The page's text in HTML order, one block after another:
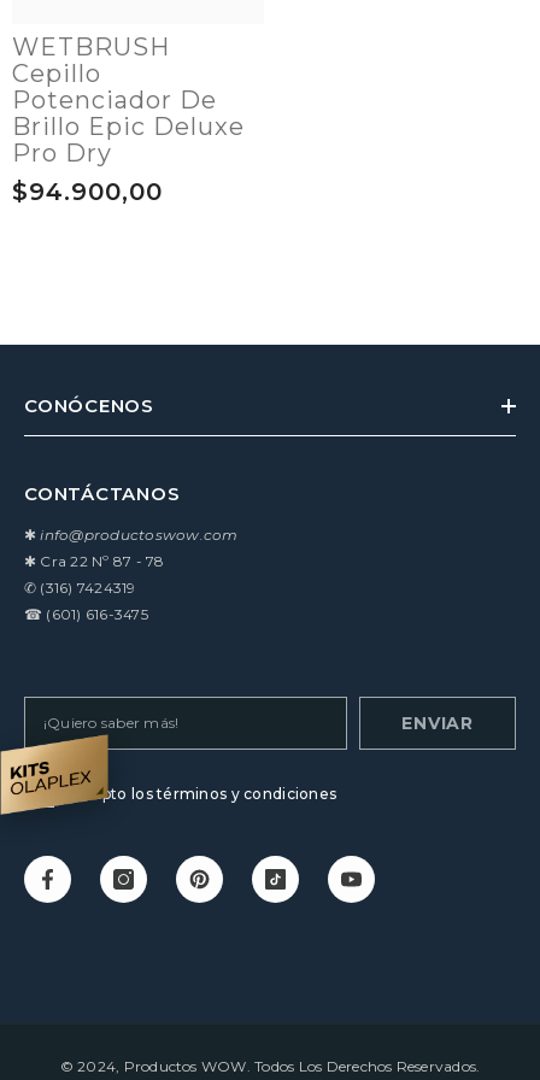
WETBRUSH
Cepillo
Potenciador De
Brillo Epic Deluxe
Pro Dry
$94.900,00
CONÓCENOS
CONTÁCTANOS
✱info@productoswow.com
✱ Cra 22 Nº 87 - 78
✆ (316) 7424319
☎ (601) 616-3475
ENVIAR
Acepto los términos y condiciones
© 2024, Productos WOW. Todos Los Derechos Reservados.